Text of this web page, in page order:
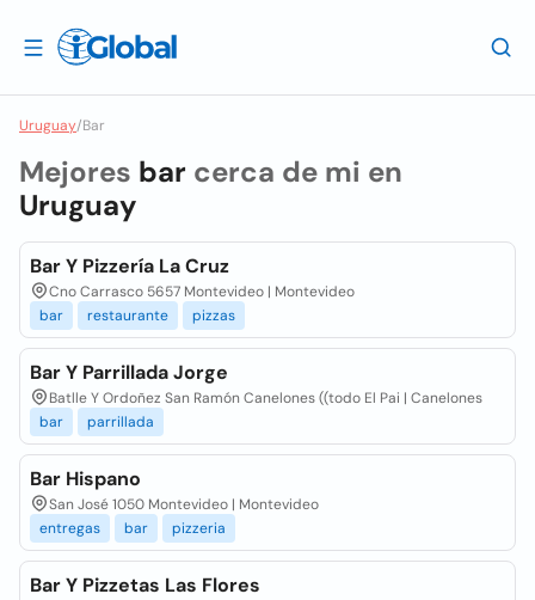
Uruguay/Bar
Mejores bar cerca de mi en
Uruguay
Bar Y Pizzería La Cruz
Cno Carrasco 5657 Montevideo | Montevideo
bar
restaurante pizzas
Bar Y Parrillada Jorge
Batlle Y Ordoñez San Ramón Canelones ((todo El Pai | Canelones
bar
parrillada
Bar Hispano
San José 1050 Montevideo | Montevideo
entregas
bar pizzeria
Bar Y Pizzetas Las Flores